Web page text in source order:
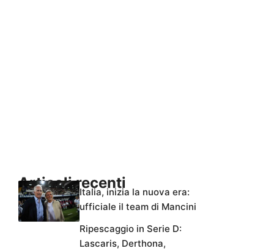
Articoli recenti
Italia, inizia la nuova era:
ufficiale il team di Mancini
Ripescaggio in Serie D:
Lascaris, Derthona,